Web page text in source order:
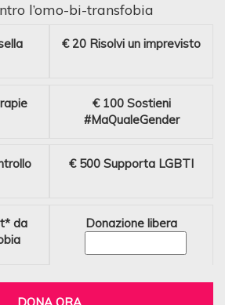
l’omo-bi-transfobia
€ 20 Risolvi un imprevisto
€ 100 Sostieni
#MaQualeGender
€ 500 Supporta LGBTI
da
Donazione libera